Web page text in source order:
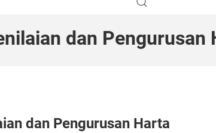
dan Pengurusan
dan Pengurusan Harta